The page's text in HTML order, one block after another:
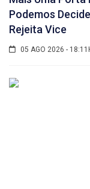
Podemos
Rejeita Vice
05 AGO 2026 -